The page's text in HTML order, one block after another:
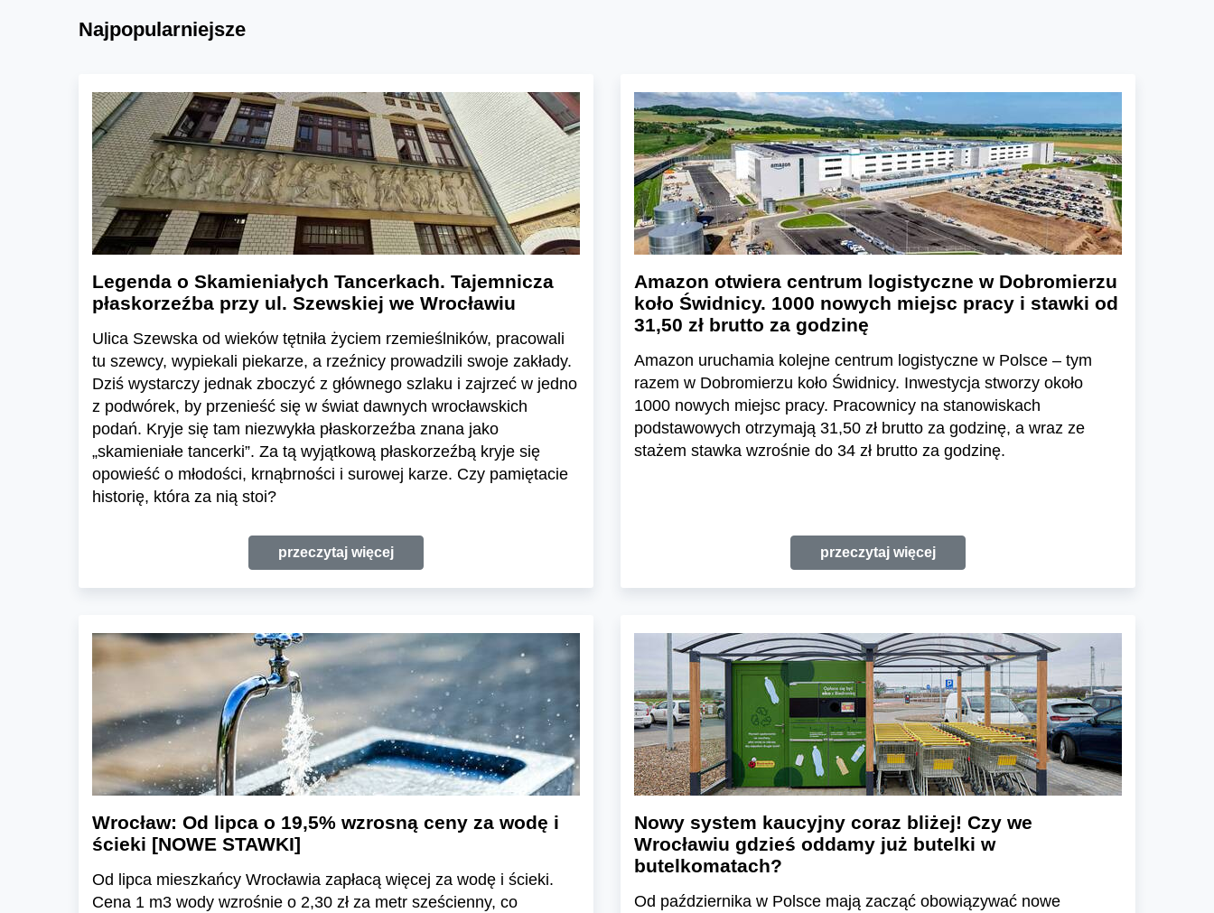
Najpopularniejsze
Legenda o Skamieniałych Tancerkach. Tajemnicza
płaskorzeźba przy ul. Szewskiej we Wrocławiu
Ulica Szewska od wieków tętniła życiem rzemieślników, pracowali
tu szewcy, wypiekali piekarze, a rzeźnicy prowadzili swoje zakłady.
Dziś wystarczy jednak zboczyć z głównego szlaku i zajrzeć w jedno
z podwórek, by przenieść się w świat dawnych wrocławskich
podań. Kryje się tam niezwykła płaskorzeźba znana jako
„skamieniałe tancerki”. Za tą wyjątkową płaskorzeźbą kryje się
opowieść o młodości, krnąbrności i surowej karze. Czy pamiętacie
historię, która za nią stoi?
przeczytaj więcej
Amazon otwiera centrum logistyczne w Dobromierzu
koło Świdnicy. 1000 nowych miejsc pracy i stawki od
31,50 zł brutto za godzinę
Amazon uruchamia kolejne centrum logistyczne w Polsce – tym
razem w Dobromierzu koło Świdnicy. Inwestycja stworzy około
1000 nowych miejsc pracy. Pracownicy na stanowiskach
podstawowych otrzymają 31,50 zł brutto za godzinę, a wraz ze
stażem stawka wzrośnie do 34 zł brutto za godzinę.
przeczytaj więcej
Wrocław: Od lipca o 19,5% wzrosną ceny za wodę i
ścieki [NOWE STAWKI]
Od lipca mieszkańcy Wrocławia zapłacą więcej za wodę i ścieki.
Cena 1 m3 wody wzrośnie o 2,30 zł za metr sześcienny, co
Nowy system kaucyjny coraz bliżej! Czy we
Wrocławiu gdzieś oddamy już butelki w
butelkomatach?
Od października w Polsce mają zacząć obowiązywać nowe